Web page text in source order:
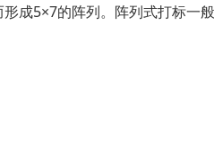
成5×7的阵列。阵列式打标一般